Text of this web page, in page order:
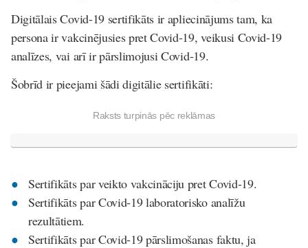
Digitālais Covid-19 sertifikāts ir apliecinājums tam, ka
persona ir vakcinējusies pret Covid-19, veikusi Covid-19
analīzes, vai arī ir pārslimojusi Covid-19.
Šobrīd ir pieejami šādi digitālie sertifikāti:
Raksts turpinās pēc reklāmas
Sertifikāts par veikto vakcināciju pret Covid-19.
Sertifikāts par Covid-19 laboratorisko analīžu
rezultātiem.
Sertifikāts par Covid-19 pārslimošanas faktu, ja